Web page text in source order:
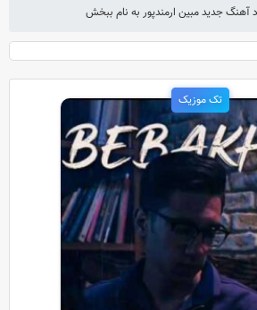
آهنگ جدید مبین ارمندپور به نام ببخش
تک موزیک